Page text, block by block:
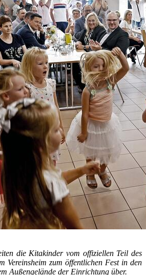
die Kitakinder vom offiziellen Teil des
Vereinsheim zum öffentlichen Fest in den
Außengelände der Einrichtung über.